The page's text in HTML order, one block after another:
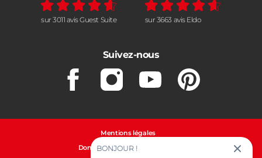
sur 3011 avis Guest Suite sur 3663 avis Eldo
Suivez-nous
FacebookInstagramYoutubePinterest
Mentions légales
Données personnelles et cookies
BONJOUR !